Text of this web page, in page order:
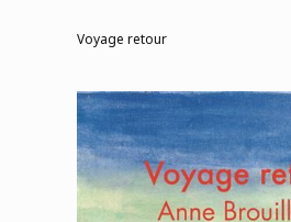
Voyage retour